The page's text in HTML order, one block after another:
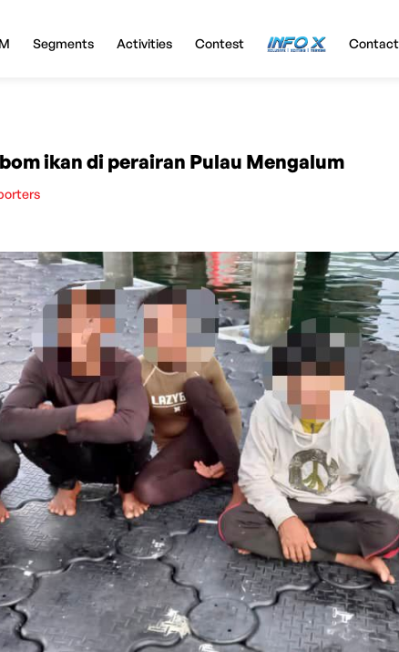
Segments Activities Contest InfoX Contact
ikan di perairan Pulau Mengalum